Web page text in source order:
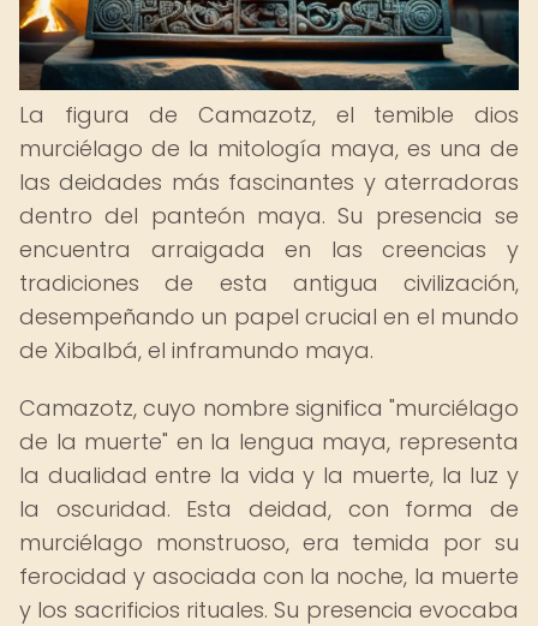
La figura de Camazotz, el temible dios
murciélago de la mitología maya, es una de
las deidades más fascinantes y aterradoras
dentro del panteón maya. Su presencia se
encuentra arraigada en las creencias y
tradiciones de esta antigua civilización,
desempeñando un papel crucial en el mundo
de Xibalbá, el inframundo maya.
Camazotz, cuyo nombre significa "murciélago
de la muerte" en la lengua maya, representa
la dualidad entre la vida y la muerte, la luz y
la oscuridad. Esta deidad, con forma de
murciélago monstruoso, era temida por su
ferocidad y asociada con la noche, la muerte
y los sacrificios rituales. Su presencia evocaba